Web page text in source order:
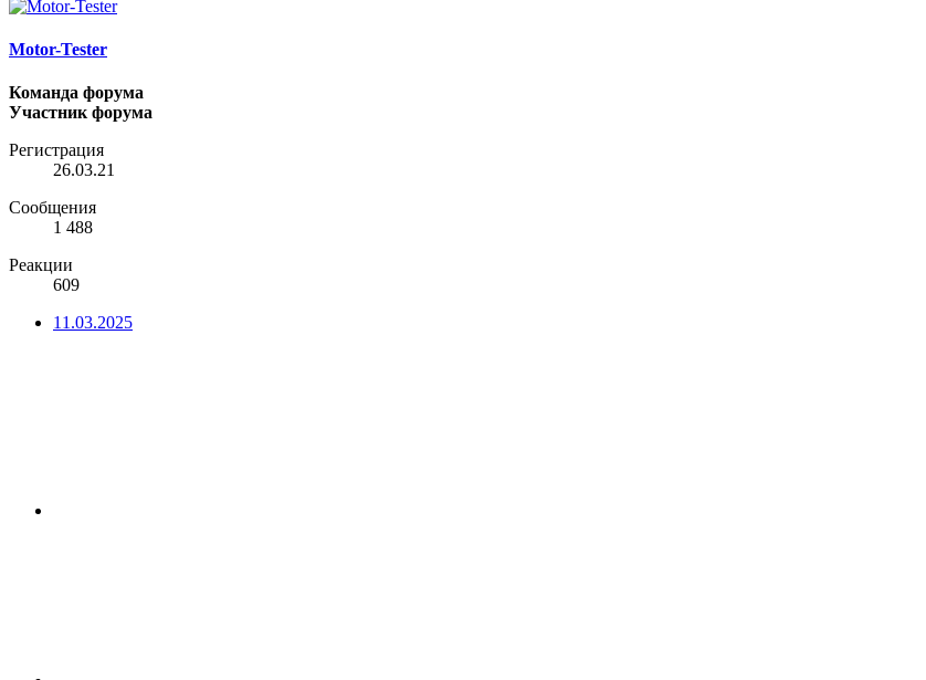
Motor-Tester
Команда форума
Участник форума
Регистрация
26.03.21
Сообщения
1 488
Реакции
609
11.03.2025